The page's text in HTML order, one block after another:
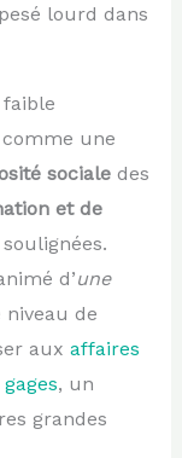
lourd dans
une
socialedes
et de
d’une
niveau de
aux affaires
, un
grandes